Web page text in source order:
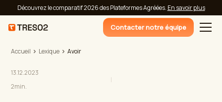
Découvrez le comparatif 2026 des Plateformes Agréées. En savoir plus
Contacter notre équipe
Accueil Lexique Avoir
13.12.2023
2min.